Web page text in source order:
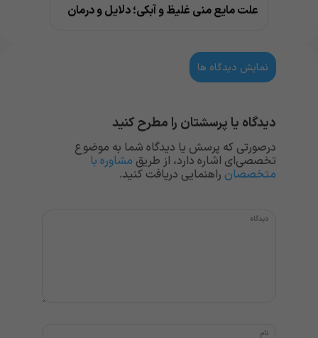
علت مایع منی غلیظ و آبکی؛ دلایل و درمان
نمایش دیدگاه ها
دیدگاه یا پرسشتان را مطرح کنید
درصورتی که پرسش یا دیدگاه شما به موضوع
تخصصی‌ای اشاره دارد، از طریق مشاوره با
متخصصان راهنمایی دریافت کنید.